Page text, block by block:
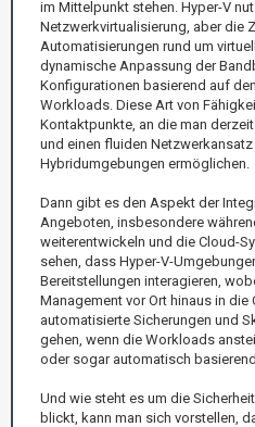
im Mittelpunkt stehen. Hyper-V
Netzwerkvirtualisierung, aber die
Automatisierungen rund um
dynamische Anpassung der
Konfigurationen basierend auf
Workloads. Diese Art von
Kontaktpunkte, an die man
und einen fluiden
Hybridumgebungen ermöglichen.
Dann gibt es den Aspekt der
Angeboten, insbesondere
weiterentwickeln und die Cloud-
sehen, dass Hyper-V-
Bereitstellungen interagieren,
Management vor Ort hinaus in die
automatisierte Sicherungen und
gehen, wenn die Workloads
oder sogar automatisch
Und wie steht es um die
blickt, kann man sich vorstellen,